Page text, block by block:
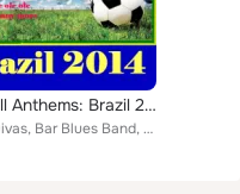
Football Anthems: Brazil 2014
Opera Divas, Bar Blues Band, Party People, Hollywood Project, AbFans, Liverpool City Players & Choir, Andrea Capello, Rio Latina...